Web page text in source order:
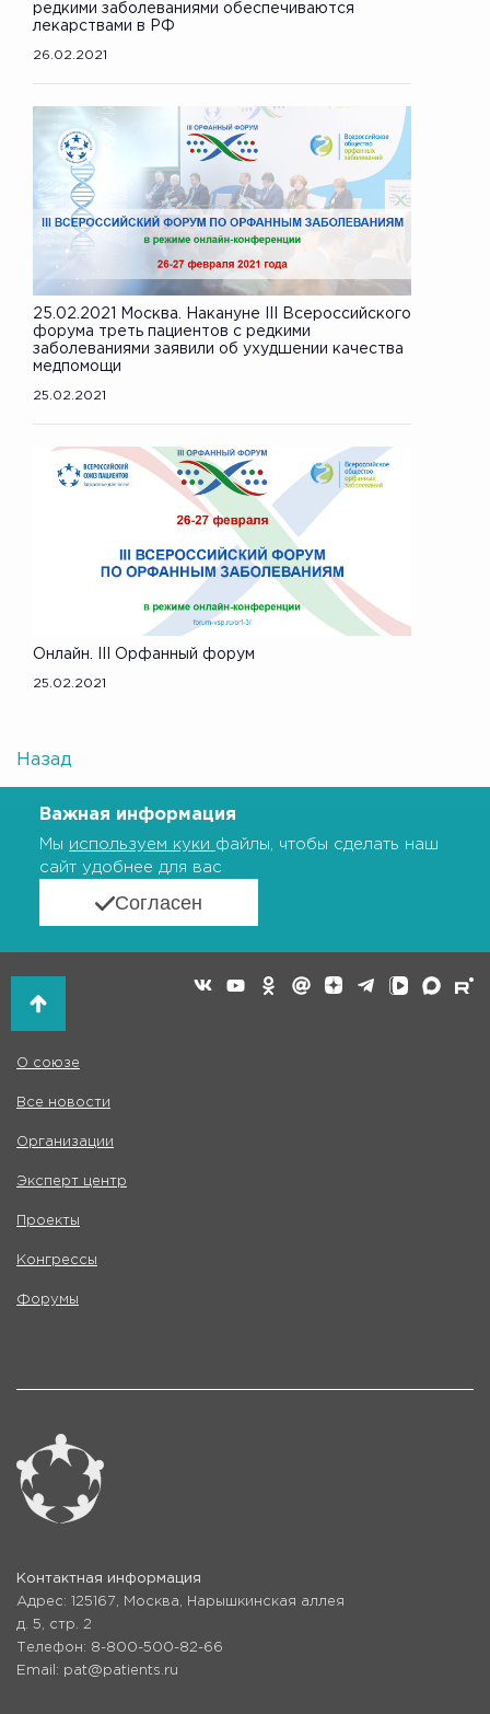
редкими заболеваниями обеспечиваются
лекарствами в РФ
26.02.2021
25.02.2021 Москва. Накануне III Всероссийского
форума треть пациентов с редкими
заболеваниями заявили об ухудшении качества
медпомощи
25.02.2021
Онлайн. III Орфанный форум
25.02.2021
Назад
Важная информация
Мы используем куки файлы, чтобы сделать наш
сайт удобнее для вас
Согласен
О союзе
Все новости
Организации
Эксперт центр
Проекты
Конгрессы
Форумы
Контактная информация
Адрес: 125167, Москва, Нарышкинская аллея
д. 5, стр. 2
Телефон: 8-800-500-82-66
Email: pat@patients.ru